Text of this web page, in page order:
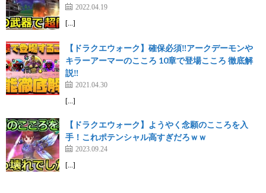
2022.04.19
[…]
【ドラクエウォーク】確保必須‼︎アークデーモンや
キラーアーマーのこころ 10章で登場こころ 徹底解
説‼︎
2021.04.30
[…]
【ドラクエウォーク】ようやく念願のこころを入
手！これポテンシャル高すぎだろｗｗ
2023.09.24
[…]